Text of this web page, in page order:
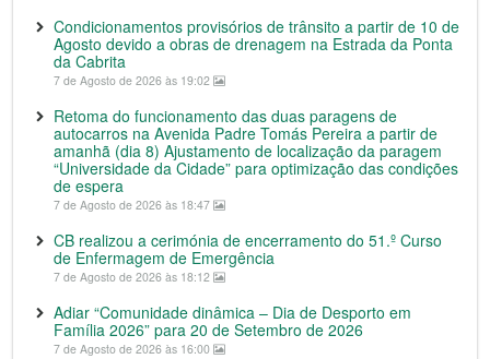
Condicionamentos provisórios de trânsito a partir de 10 de
Agosto devido a obras de drenagem na Estrada da Ponta
da Cabrita
7 de Agosto de 2026 às 19:02
Retoma do funcionamento das duas paragens de
autocarros na Avenida Padre Tomás Pereira a partir de
amanhã (dia 8) Ajustamento de localização da paragem
“Universidade da Cidade” para optimização das condições
de espera
7 de Agosto de 2026 às 18:47
CB realizou a cerimónia de encerramento do 51.º Curso
de Enfermagem de Emergência
7 de Agosto de 2026 às 18:12
Adiar “Comunidade dinâmica – Dia de Desporto em
Família 2026” para 20 de Setembro de 2026
7 de Agosto de 2026 às 16:00